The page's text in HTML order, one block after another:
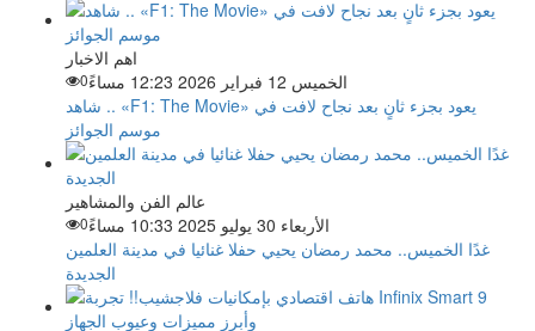
اهم الاخبار
الخميس 12 فبراير 2026 12:23 مساءً
0
شاهد .. «F1: The Movie» يعود بجزء ثانٍ بعد نجاح لافت في
موسم الجوائز
عالم الفن والمشاهير
الأربعاء 30 يوليو 2025 10:33 مساءً
0
غدًا الخميس.. محمد رمضان يحيي حفلا غنائيا في مدينة العلمين
الجديدة